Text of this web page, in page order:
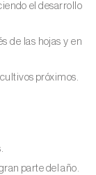
el desarrollo
de las hojas y en
próximos.
parte del año.